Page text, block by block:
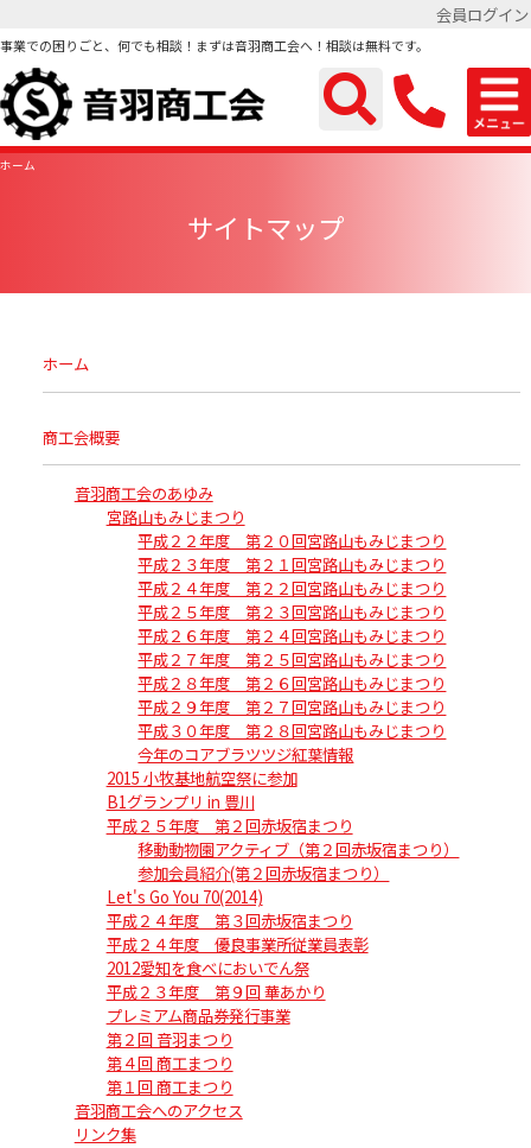
会員ログイン
事業での困りごと、何でも相談！まずは音羽商工会へ！相談は無料です。
ホーム
サイトマップ
ホーム
商工会概要
音羽商工会のあゆみ
宮路山もみじまつり
平成２２年度 第２０回宮路山もみじまつり
平成２３年度 第２１回宮路山もみじまつり
平成２４年度 第２２回宮路山もみじまつり
平成２５年度 第２３回宮路山もみじまつり
平成２６年度 第２４回宮路山もみじまつり
平成２７年度 第２５回宮路山もみじまつり
平成２８年度 第２６回宮路山もみじまつり
平成２９年度 第２７回宮路山もみじまつり
平成３０年度 第２８回宮路山もみじまつり
今年のコアブラツツジ紅葉情報
2015 小牧基地航空祭に参加
B1グランプリ in 豊川
平成２５年度 第２回赤坂宿まつり
移動動物園アクティブ（第２回赤坂宿まつり）
参加会員紹介(第２回赤坂宿まつり）
Let's Go You 70(2014)
平成２４年度 第３回赤坂宿まつり
平成２４年度 優良事業所従業員表彰
2012愛知を食べにおいでん祭
平成２３年度 第９回 華あかり
プレミアム商品券発行事業
第２回 音羽まつり
第４回 商工まつり
第１回 商工まつり
音羽商工会へのアクセス
リンク集